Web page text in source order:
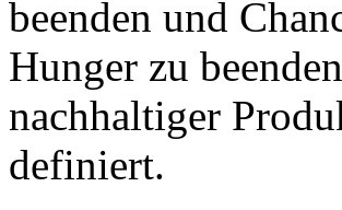
beenden und
Hunger zu
nachhaltiger
definiert.